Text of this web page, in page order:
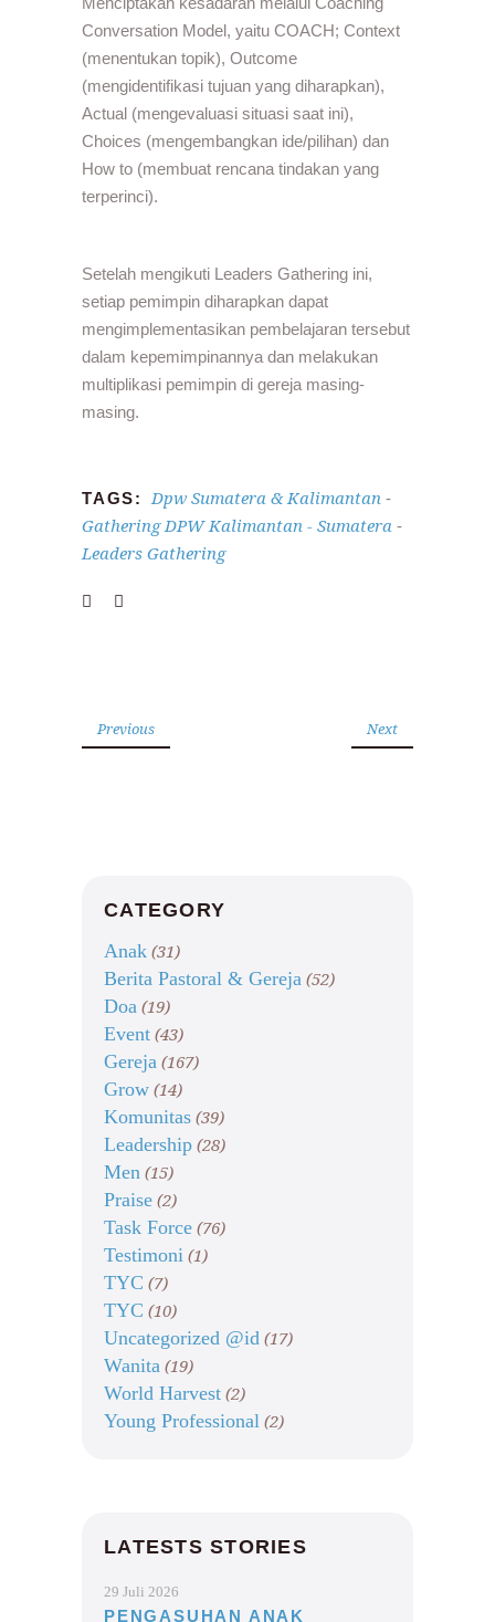
Conversation Model, yaitu COACH; Context
(menentukan topik), Outcome
(mengidentifikasi tujuan yang diharapkan),
Actual (mengevaluasi situasi saat ini),
Choices (mengembangkan ide/pilihan) dan
How to (membuat rencana tindakan yang
terperinci).
Setelah mengikuti Leaders Gathering ini,
setiap pemimpin diharapkan dapat
mengimplementasikan pembelajaran tersebut
dalam kepemimpinannya dan melakukan
multiplikasi pemimpin di gereja masing-
masing.
TAGS: Dpw Sumatera & Kalimantan -
Gathering DPW Kalimantan - Sumatera -
Leaders Gathering
Previous Next
CATEGORY
Anak (31)
Berita Pastoral & Gereja (52)
Doa (19)
Event (43)
Gereja (167)
Grow (14)
Komunitas (39)
Leadership (28)
Men (15)
Praise (2)
Task Force (76)
Testimoni (1)
TYC (7)
TYC (10)
Uncategorized @id (17)
Wanita (19)
World Harvest (2)
Young Professional (2)
LATESTS STORIES
29 Juli 2026
PENGASUHAN ANAK